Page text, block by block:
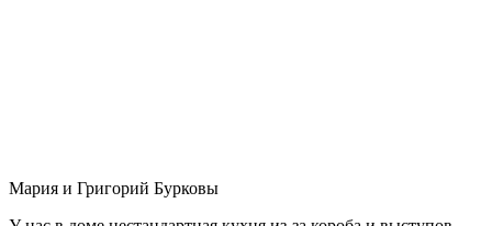
Мария и Григорий Бурковы